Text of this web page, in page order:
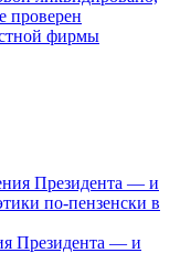
фирмы
Президента — и